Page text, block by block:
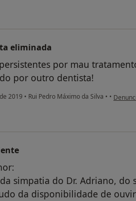
eliminada
por mau
por outro dentista!
2019 • Rui Pedro Máximo da Silva • • na
simpatia do Dr. Adriano, do
da disponibilidade de